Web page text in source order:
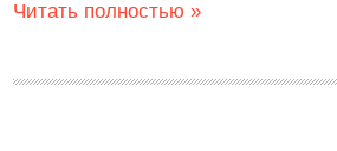
Читать полностью »